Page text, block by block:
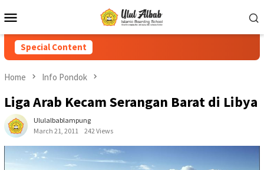
Special Content
Home Info Pondok
Liga Arab Kecam Serangan Barat di Libya
Ululalbablampung
March 21, 2011
242 Views